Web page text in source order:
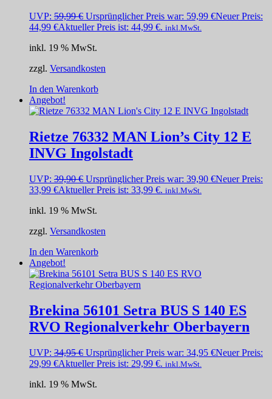
UVP: 59,99€ Ursprünglicher Preis war: 59,99 €Neuer Preis:
44,99 €Aktueller Preis ist: 44,99 €. inkl.MwSt.
inkl. 19 % MwSt.
zzgl. Versandkosten
In den Warenkorb
Angebot!
Rietze 76332 MAN Lion’s City 12 E
INVG Ingolstadt
UVP: 39,90€ Ursprünglicher Preis war: 39,90 €Neuer Preis:
33,99 €Aktueller Preis ist: 33,99 €. inkl.MwSt.
inkl. 19 % MwSt.
zzgl. Versandkosten
In den Warenkorb
Angebot!
Brekina 56101 Setra BUS S 140 ES
RVO Regionalverkehr Oberbayern
UVP: 34,95€ Ursprünglicher Preis war: 34,95 €Neuer Preis:
29,99 €Aktueller Preis ist: 29,99 €. inkl.MwSt.
inkl. 19 % MwSt.